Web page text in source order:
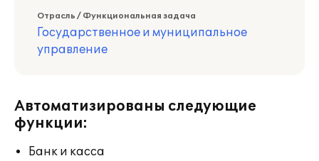
Отрасль / Функциональная задача
Государственное и муниципальное
управление
Автоматизированы следующие
функции:
Банк и касса